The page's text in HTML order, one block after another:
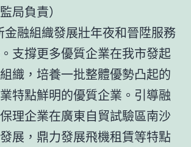
局負責）
金融組織發展壯年夜和晉陞服務
支撐更多優質企業在我市發起
織，培養一批整體優勢凸起的
特點鮮明的優質企業。引導融
理企業在廣東自貿試驗區南沙
展，鼎力發展飛機租賃等特點